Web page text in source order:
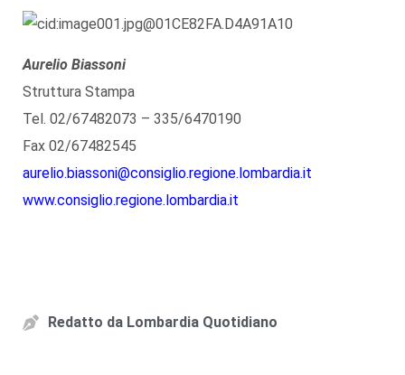
Aurelio Biassoni
Struttura Stampa
Tel. 02/67482073 – 335/6470190
Fax 02/67482545
aurelio.biassoni@consiglio.regione.lombardia.it
www.consiglio.regione.lombardia.it
Redatto da Lombardia Quotidiano